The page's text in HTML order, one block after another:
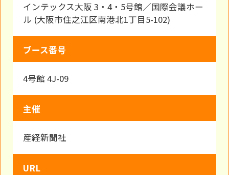
インテックス大阪 3・4・5号館／国際会議ホー
ル (大阪市住之江区南港北1丁目5-102)
ブース番号
4号館 4J-09
主催
産経新聞社
URL